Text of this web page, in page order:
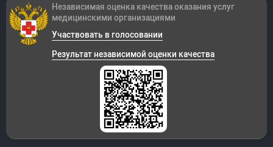
Независимая оценка качества оказания услуг
медицинскими организациями
Участвовать в голосовании
Результат независимой оценки качества